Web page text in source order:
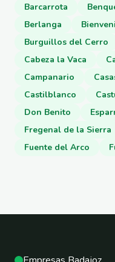
Barcarrota
Berlanga
Burguillos del Cerro
Cabeza la Vaca
Campanario
Castilblanco
Don Benito
Fregenal de la Sierra
Fuente del Arco